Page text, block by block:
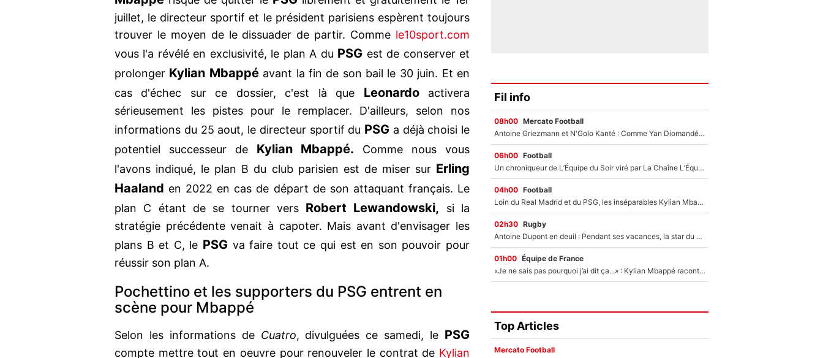
juillet, le directeur sportif et le président parisiens espèrent toujours
trouver le moyen de le dissuader de partir. Comme le10sport.com
vous l'a révélé en exclusivité, le plan A du PSG est de conserver et
prolonger Kylian Mbappéavant la fin de son bail le 30 juin. Et en
cas d'échec sur ce dossier, c'est là que Leonardoactivera
sérieusement les pistes pour le remplacer. D'ailleurs, selon nos
informations du 25 aout, le directeur sportif du PSG a déjà choisi le
potentiel successeur de Kylian Mbappé. Comme nous vous
l'avons indiqué, le plan B du club parisien est de miser sur Erling
Haaland en 2022 en cas de départ de son attaquant français. Le
plan C étant de se tourner vers Robert Lewandowski, si la
stratégie précédente venait à capoter. Mais avant d'envisager les
plans B et C, le PSG va faire tout ce qui est en son pouvoir pour
réussir son plan A.
Pochettino et les supporters du PSG entrent en
scène pour Mbappé
Selon les informations de Cuatro, divulguées ce samedi, le PSG
compte mettre tout en oeuvre pour renouveler le contrat de Kylian
Fil info
08h00 Mercato Football
Antoine Griezmann et N'Golo Kanté : Comme Yan Diomandé, les deux champions du monde ont refusé de signer au PSG !
06h00 Football
Un chroniqueur de L’Équipe du Soir viré par La Chaîne L’Équipe : Même Olivier Ménard n’avait pas pu empêcher son départ, «je l’ai appris sur Twitter, je l’ai vécu assez mal»
04h00 Football
Loin du Real Madrid et du PSG, les inséparables Kylian Mbappé et Achraf Hakimi changent d'équipe le temps d'une journée !
02h30 Rugby
Antoine Dupont en deuil : Pendant ses vacances, la star du XV de France a perdu sa grand-mère
01h00 Équipe de France
«Je ne sais pas pourquoi j’ai dit ça...» : Kylian Mbappé raconte sa première rencontre avec Zinédine Zidane (et c’est très drôle)
Top Articles
Mercato Football